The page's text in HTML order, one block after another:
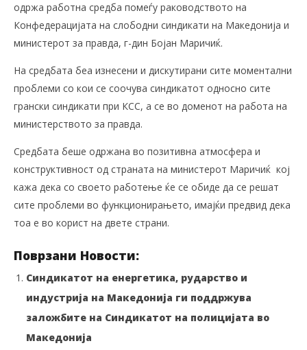
одржа работна средба помеѓу раководството на
Конфедерацијата на слободни синдикати на Македонија и
министерот за правда, г-дин Бојан Маричиќ.
На средбата беа изнесени и дискутирани сите моментални
проблеми со кои се соочува синдикатот односно сите
грански синдикати при КСС, а се во доменот на работа на
министерството за правда.
Средбата беше одржана во позитивна атмосфера и
конструктивност од страната на министерот Маричиќ кој
кажа дека со своето работење ќе се обиде да се решат
сите проблеми во функционирањето, имајќи предвид дека
тоа е во корист на двете страни.
Поврзани Новости:
Синдикатот на енергетика, рударство и
индустрија на Македонија ги поддржува
заложбите на Синдикатот на полицијата во
Македонија